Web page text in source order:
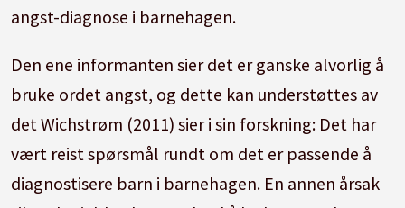
angst-diagnose i barnehagen.
Den ene informanten sier det er ganske alvorlig å
bruke ordet angst, og dette kan understøttes av
det Wichstrøm (2011) sier i sin forskning: Det har
vært reist spørsmål rundt om det er passende å
diagnostisere barn i barnehagen. En annen årsak